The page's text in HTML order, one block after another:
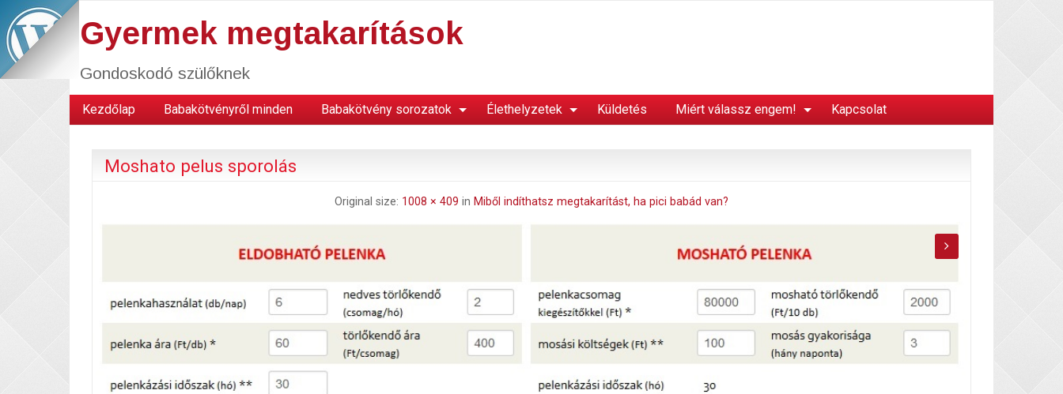
Gyermek megtakarítások
Gondoskodó szülőknek
Kezdőlap Babakötvényről minden Babakötvény sorozatok Élethelyzetek Küldetés Miért válassz engem! Kapcsolat
Moshato pelus sporolás
Original size: 1008 × 409 in Miből indíthatsz megtakarítást, ha pici babád van?